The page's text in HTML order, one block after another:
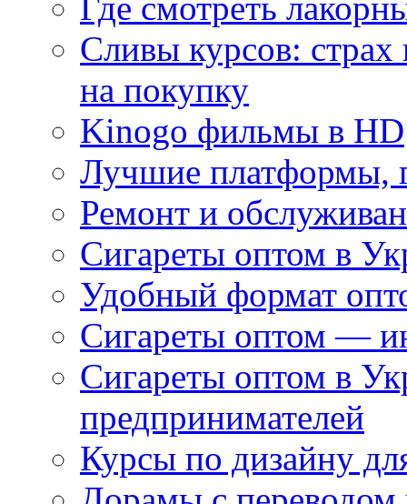
Где смотреть
Сливы курсов:
на покупку
Kinogo фильмы в HD
Лучшие платформы,
Ремонт и
Сигареты оптом в
Удобный формат
Сигареты оптом —
Сигареты оптом в
предпринимателей
Курсы по дизайну